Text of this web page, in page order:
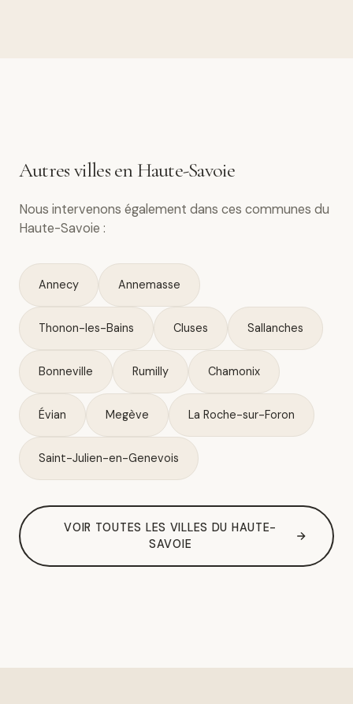
Autres villes en Haute-Savoie
Nous intervenons également dans ces communes du
Haute-Savoie :
Annecy Annemasse
Thonon-les-Bains Cluses Sallanches
Bonneville Rumilly Chamonix
Évian Megève La Roche-sur-Foron
Saint-Julien-en-Genevois
VOIR TOUTES LES VILLES DU HAUTE-
SAVOIE